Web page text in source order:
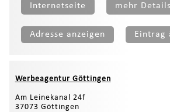
Internetseite mehr Details
Adresse anzeigen Eintrag
Werbeagentur Göttingen
Am Leinekanal 24f
37073 Göttingen